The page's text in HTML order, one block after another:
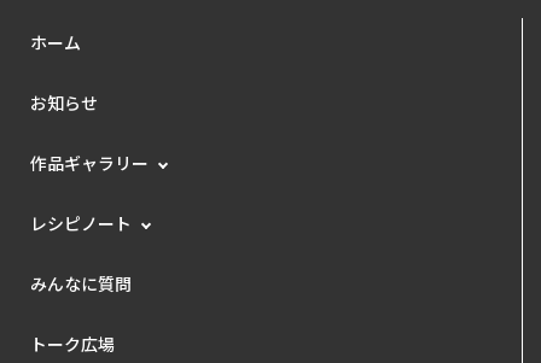
ホーム
お知らせ
作品ギャラリー
レシピノート
みんなに質問
トーク広場